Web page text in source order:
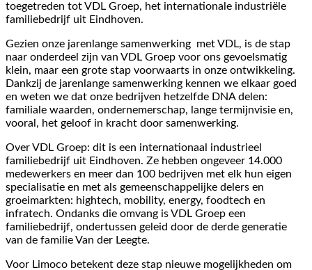
toegetreden tot VDL Groep, het internationale industriële
familiebedrijf uit Eindhoven.
Gezien onze jarenlange samenwerking met VDL, is de stap
naar onderdeel zijn van VDL Groep voor ons gevoelsmatig
klein, maar een grote stap voorwaarts in onze ontwikkeling.
Dankzij de jarenlange samenwerking kennen we elkaar goed
en weten we dat onze bedrijven hetzelfde DNA delen:
familiale waarden, ondernemerschap, lange termijnvisie en,
vooral, het geloof in kracht door samenwerking.
Over VDL Groep: dit is een internationaal industrieel
familiebedrijf uit Eindhoven. Ze hebben ongeveer 14.000
medewerkers en meer dan 100 bedrijven met elk hun eigen
specialisatie en met als gemeenschappelijke delers en
groeimarkten: hightech, mobility, energy, foodtech en
infratech. Ondanks die omvang is VDL Groep een
familiebedrijf, ondertussen geleid door de derde generatie
van de familie Van der Leegte.
Voor Limoco betekent deze stap nieuwe mogelijkheden om